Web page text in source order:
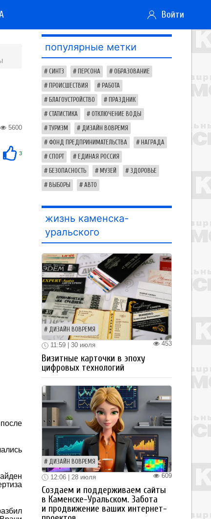
Войти
5600
3
популярные метки
СИНТЗ ПЕРСОНА ОБРАЗОВАНИЕ
ПРОИСШЕСТВИЯ РАБОТА
БЛАГОУСТРОЙСТВО ПРАЗДНИК
СТАТИСТИКА ОТКЛЮЧЕНИЕ ВОДЫ
ТУРИЗМ ДИЗАЙН ВОВРЕМЯ
ФОНД ПРЕДПРИНИМАТЕЛЬСТВА НАГРАДА
СПОРТ ЕДИНАЯ РОССИЯ
БЕЗОПАСНОСТЬ МУЗЕЙ ЗДОРОВЬЕ
ВЫБОРЫ АВТО
жизнь каменска-
уральского
ДИЗАЙН ВОВРЕМЯ
453
11:59 | 30 июля
Визитные карточки в эпоху
цифровых технологий
ДИЗАЙН ВОВРЕМЯ
609
12:06 | 28 июля
Создаем и поддерживаем сайты
в Каменске-Уральском. Забота
и продвижение ваших интернет-